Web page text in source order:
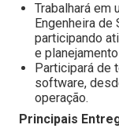
Trabalhará em
Engenheira
participando
e
Participará de
software,
operação.
Principais